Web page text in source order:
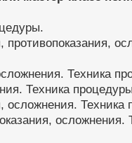
противопоказания,
Техника
Техника
осложнения. Техника